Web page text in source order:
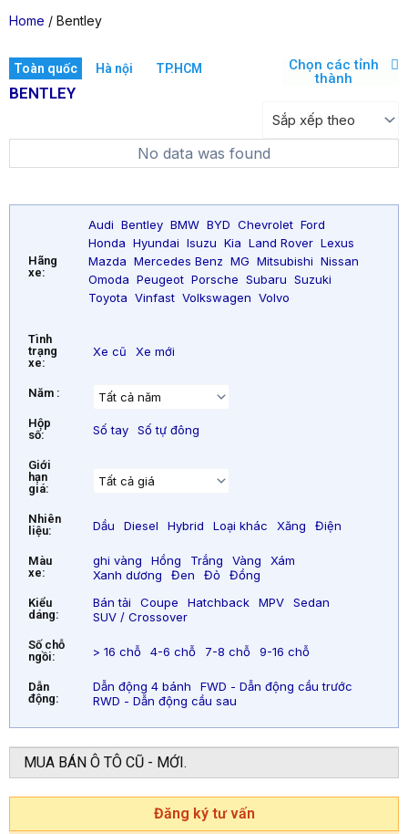
Home / Bentley
Toàn quốc Hà nội TP.HCM
Chọn các tỉnh
thành
BENTLEY
No data was found
Hãng
xe:
Audi Bentley BMW BYD Chevrolet Ford
Honda Hyundai Isuzu Kia Land Rover Lexus
Mazda Mercedes Benz MG Mitsubishi Nissan
Omoda Peugeot Porsche Subaru Suzuki
Toyota Vinfast Volkswagen Volvo
Tình
trạng
xe:
Xe cũ Xe mới
Năm :
Hộp
số:
Số tay Số tự đông
Giới
hạn
giá:
Nhiên
liệu:
Dầu Diesel Hybrid Loại khác Xăng Điện
Màu
xe:
ghi vàng Hồng Trắng Vàng
Xám
Xanh dương
Đen Đỏ Đồng
Kiểu
dáng:
Bán tải Coupe Hatchback MPV
Sedan
SUV / Crossover
Số chỗ
ngồi:
> 16 chỗ 4-6 chỗ 7-8 chỗ 9-16 chỗ
Dẫn
động:
Dẫn động 4 bánh
FWD - Dẫn động cầu trước
RWD - Dẫn động cầu sau
MUA BÁN Ô TÔ CŨ - MỚI.
Đăng ký tư vấn